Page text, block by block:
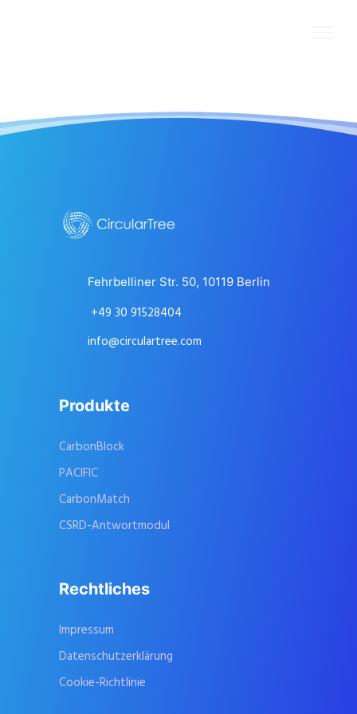
Fehrbelliner Str. 50, 10119 Berlin
+49 30 91528404
info@circulartree.com
Produkte
CarbonBlock
PACIFIC
CarbonMatch
CSRD-Antwortmodul
Rechtliches
Impressum
Datenschutzerklärung
Cookie-Richtlinie